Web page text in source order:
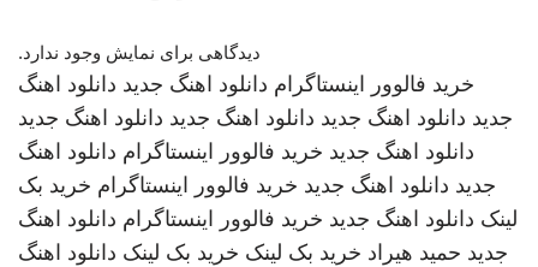
دیدگاهی برای نمایش وجود ندارد.
خرید فالوور اینستاگرام دانلود اهنگ جدید دانلود اهنگ
جدید دانلود اهنگ جدید دانلود اهنگ جدید دانلود اهنگ جدید
دانلود اهنگ جدید خرید فالوور اینستاگرام دانلود اهنگ
جدید دانلود اهنگ جدید خرید فالوور اینستاگرام خرید بک
لینک دانلود اهنگ جدید خرید فالوور اینستاگرام دانلود اهنگ
جدید حمید هیراد خرید بک لینک خرید بک لینک دانلود اهنگ